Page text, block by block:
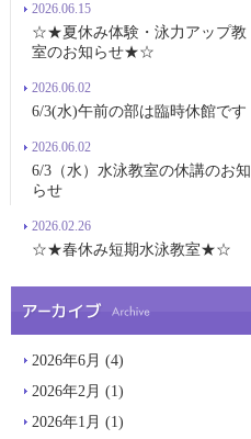
2026.06.15
☆★夏休み体験・泳力アップ教
室のお知らせ★☆
2026.06.02
6/3(水)午前の部は臨時休館です
2026.06.02
6/3（水）水泳教室の休講のお知
らせ
2026.02.26
☆★春休み短期水泳教室★☆
2026年6月 (4)
2026年2月 (1)
2026年1月 (1)